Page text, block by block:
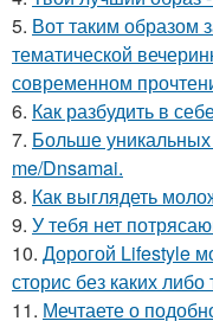
5. Вот таким образом
тематической
современном
6. Как разбудить в
7. Больше
me/Dnsamai.
8. Как выглядеть
9. У тебя нет
10. Дорогой Lifestyle
сторис без каких либо
11. Мечтаете о